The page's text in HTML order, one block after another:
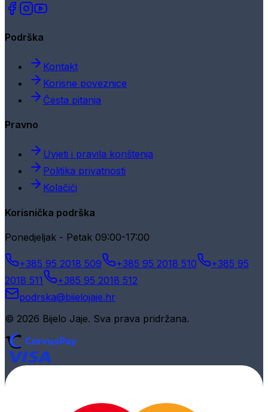
Podrška
Kontakt
Korisne poveznice
Česta pitanja
Pravno
Uvjeti i pravila korištenja
Politika privatnosti
Kolačići
Korisnička podrška
Ponedjeljak - Petak 09:00-17:00
+385 95 2018 509 +385 95 2018 510
+385 95
2018 511
+385 95 2018 512
podrska@bijelojaje.hr
© 2026 Bijelo Jaje. Sva prava pridržana.